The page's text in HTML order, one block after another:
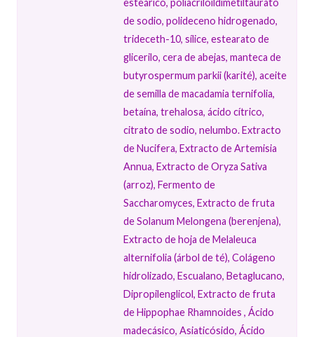
esteárico, poliacriloildimetiltaurato
de sodio, polideceno hidrogenado,
trideceth-10, sílice, estearato de
glicerilo, cera de abejas, manteca de
butyrospermum parkii (karité), aceite
de semilla de macadamia ternifolia,
betaína, trehalosa, ácido cítrico,
citrato de sodio, nelumbo. Extracto
de Nucifera, Extracto de Artemisia
Annua, Extracto de Oryza Sativa
(arroz), Fermento de
Saccharomyces, Extracto de fruta
de Solanum Melongena (berenjena),
Extracto de hoja de Melaleuca
alternifolia (árbol de té), Colágeno
hidrolizado, Escualano, Betaglucano,
Dipropilenglicol, Extracto de fruta
de Hippophae Rhamnoides , Ácido
madecásico, Asiaticósido, Ácido